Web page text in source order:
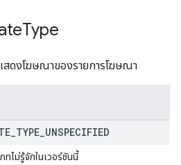
Type
สดงโฆษณาของรายการโฆษณา
TYPE UNSPECIFIED
ทไม่รู้จักในเวอร์ชันนี้